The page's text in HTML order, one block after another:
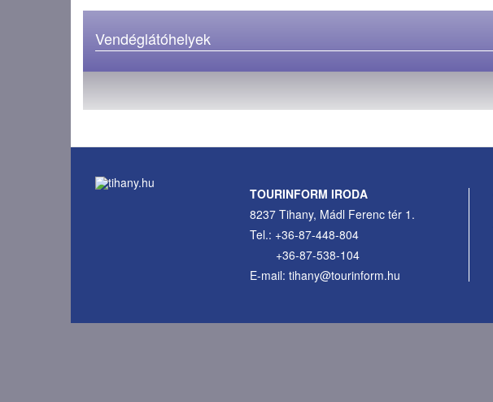
Vendéglátóhelyek
TOURINFORM IRODA
8237 Tihany, Mádl Ferenc tér 1.
Tel.: +36-87-448-804
+36-87-538-104
E-mail: tihany@tourinform.hu